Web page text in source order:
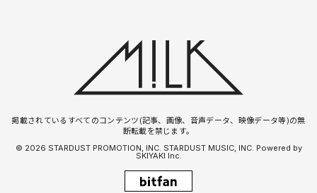
掲載されているすべてのコンテンツ(記事、画像、音声データ、映像データ等)の無
断転載を禁じます。
© 2026 STARDUST PROMOTION, INC. STARDUST MUSIC, INC. Powered by
SKIYAKI Inc.